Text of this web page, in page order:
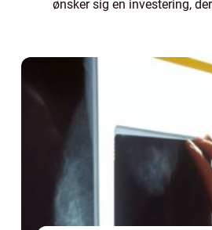
ønsker sig en investering,